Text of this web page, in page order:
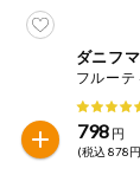
ダニフ
フルー
798 円
(税込 878